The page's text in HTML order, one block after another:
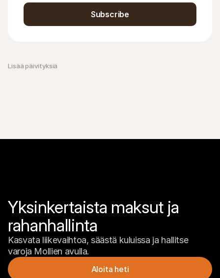
Lisää päivityksiä
Subscribe
Yksinkertaista maksut ja
rahanhallinta
Kasvata liikevaihtoa, säästä kuluissa ja hallitse
varoja Mollien avulla.
Aloita heti